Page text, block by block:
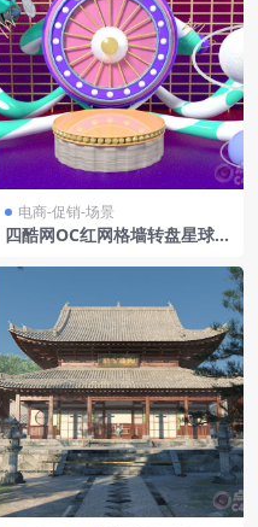
电商-促销-场景
四酷网OC红网格墙转盘星球科